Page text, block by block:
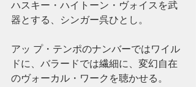
ハスキー・ハイトーン・ヴォイスを武
器とする、シンガー呉ひとし。
アッ プ・テンポのナンバーではワイル
ドに、バラードでは繊細に、変幻自在
のヴォーカル・ワークを聴かせる。